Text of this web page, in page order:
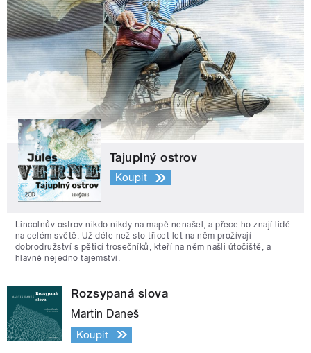
Tajuplný ostrov
Koupit
Lincolnův ostrov nikdo nikdy na mapě nenašel, a přece ho znají lidé
na celém světě. Už déle než sto třicet let na něm prožívají
dobrodružství s pěticí trosečníků, kteří na něm našli útočiště, a
hlavně nejedno tajemství.
Rozsypaná slova
Martin Daneš
Koupit